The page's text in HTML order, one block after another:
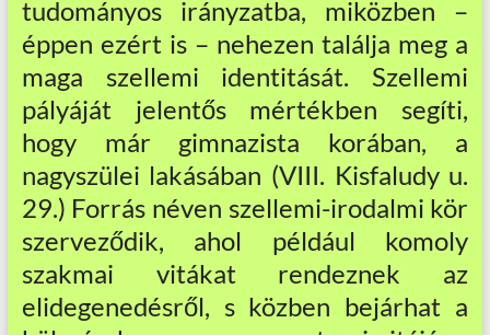
tudományos irányzatba, miközben –
éppen ezért is – nehezen találja meg a
maga szellemi identitását. Szellemi
pályáját jelentős mértékben segíti,
hogy már gimnazista korában, a
nagyszülei lakásában (VIII. Kisfaludy u.
29.) Forrás néven szellemi-irodalmi kör
szerveződik, ahol például komoly
szakmai vitákat rendeznek az
elidegenedésről, s közben bejárhat a